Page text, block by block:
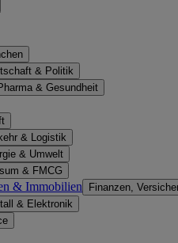
& Politik
& Gesundheit
& Logistik
& Umwelt
& FMCG
& Immobilien Finanzen,
& Elektronik